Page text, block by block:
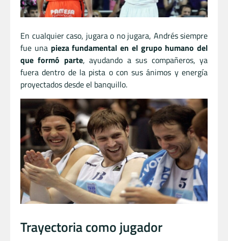
En cualquier caso, jugara o no jugara, Andrés siempre
fue una pieza fundamental en el grupo humano del
que formó parte, ayudando a sus compañeros, ya
fuera dentro de la pista o con sus ánimos y energía
proyectados desde el banquillo.
Trayectoria como jugador